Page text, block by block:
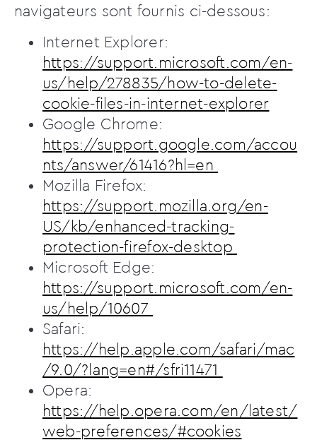
navigateurs sont fournis ci-dessous:
Internet Explorer:
https://support.microsoft.com/en-
us/help/278835/how-to-delete-
cookie-files-in-internet-explorer
Google Chrome:
https://support.google.com/accou
nts/answer/61416?hl=en
Mozilla Firefox:
https://support.mozilla.org/en-
US/kb/enhanced-tracking-
protection-firefox-desktop
Microsoft Edge:
https://support.microsoft.com/en-
us/help/10607
Safari:
https://help.apple.com/safari/mac
/9.0/?lang=en#/sfri11471
Opera:
https://help.opera.com/en/latest/
web-preferences/#cookies